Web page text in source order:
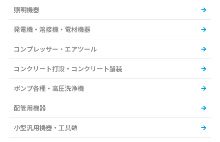
照明機器
発電機・溶接機・電材機器
コンプレッサー・エアツール
コンクリート打設・コンクリート舗装
ポンプ各種・高圧洗浄機
配管用機器
小型汎用機器・工具類